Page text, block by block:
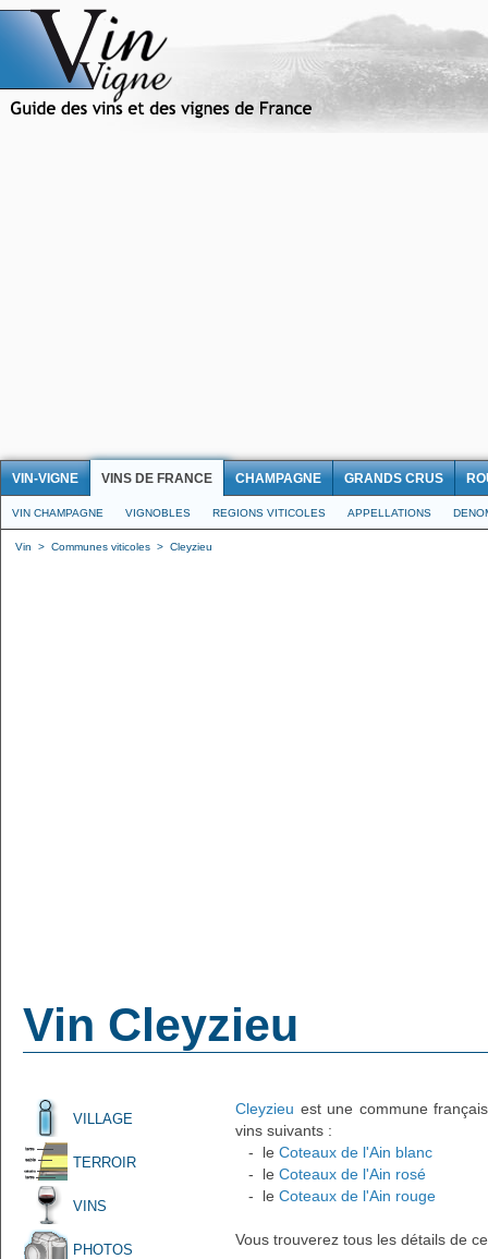
VIN-VIGNE VINS DE FRANCE CHAMPAGNE GRANDS CRUS
VIN CHAMPAGNE VIGNOBLES REGIONS VITICOLES APPELLATIONS
Vin > Communes viticoles > Cleyzieu
Vin Cleyzieu
VILLAGE
TERROIR
VINS
PHOTOS
Cleyzieu est une commune
vins suivants :
- le Coteaux de l'Ain blanc
- le Coteaux de l'Ain rosé
- le Coteaux de l'Ain rouge
Vous trouverez tous les détails de